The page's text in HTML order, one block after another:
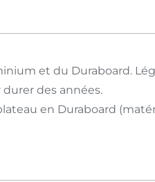
et du Duraboard.
des années.
en Duraboard